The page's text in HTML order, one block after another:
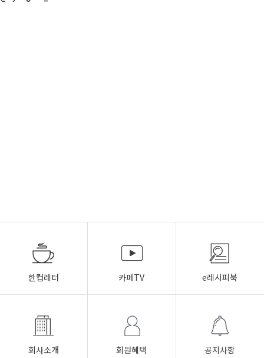
한컵레터 카페TV e레시피북
회사소개 회원혜택 공지사항